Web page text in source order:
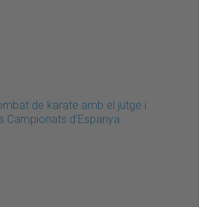
de karate amb el jutge i
Campionats d'Espanya